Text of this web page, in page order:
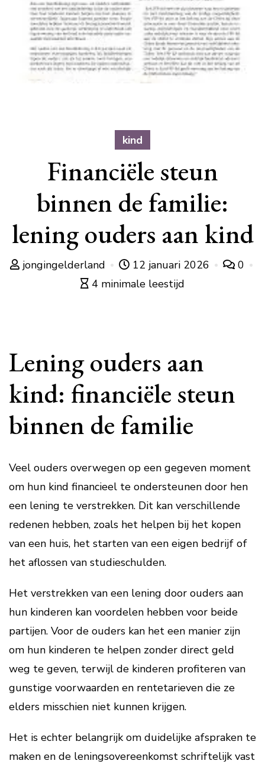
kind
Financiële steun
binnen de familie:
lening ouders aan kind
jongingelderland 12 januari 2026
0
4 minimale leestijd
Lening ouders aan
kind: financiële steun
binnen de familie
Veel ouders overwegen op een gegeven moment
om hun kind financieel te ondersteunen door hen
een lening te verstrekken. Dit kan verschillende
redenen hebben, zoals het helpen bij het kopen
van een huis, het starten van een eigen bedrijf of
het aflossen van studieschulden.
Het verstrekken van een lening door ouders aan
hun kinderen kan voordelen hebben voor beide
partijen. Voor de ouders kan het een manier zijn
om hun kinderen te helpen zonder direct geld
weg te geven, terwijl de kinderen profiteren van
gunstige voorwaarden en rentetarieven die ze
elders misschien niet kunnen krijgen.
Het is echter belangrijk om duidelijke afspraken te
maken en de leningsovereenkomst schriftelijk vast